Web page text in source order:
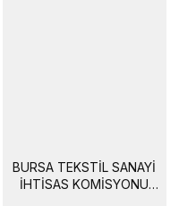
BURSA TEKSTIL SANAYI
İHTISAS KOMISYONU